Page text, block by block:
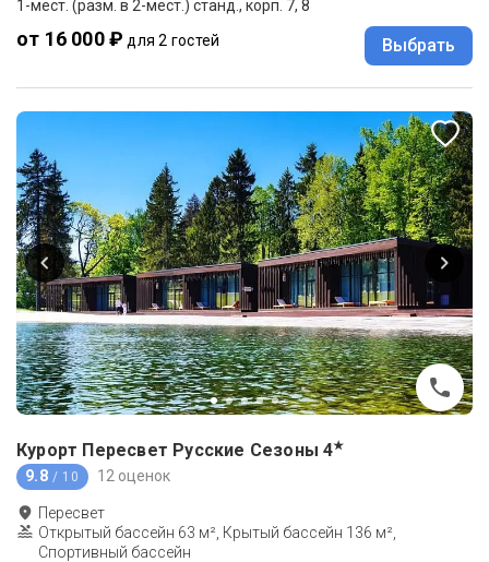
1-мест. (разм. в 2-мест.) станд., корп. 7, 8
от 16 000 ₽ для 2 гостей Выбрать
Курорт Пересвет Русские Сезоны 4★
9.8 / 10 12 оценок
Пересвет
Открытый бассейн 63 м², Крытый бассейн 136 м²,
Спортивный бассейн